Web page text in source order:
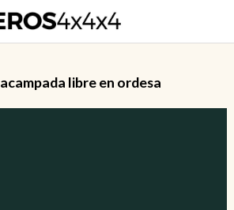
acampada libre en ordesa